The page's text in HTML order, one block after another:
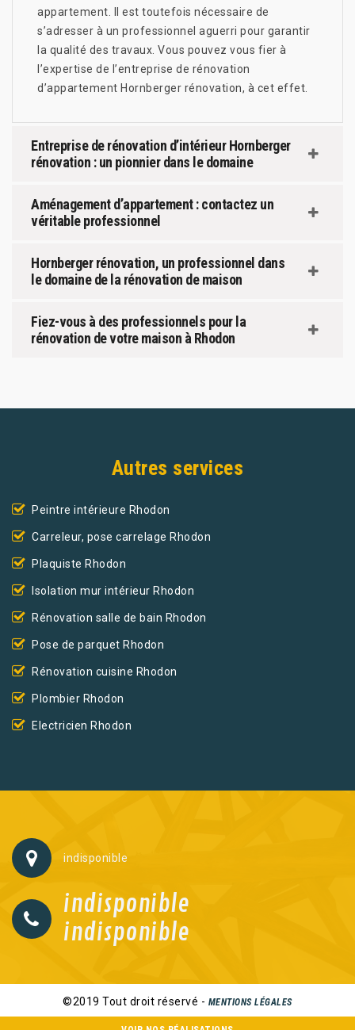
appartement. Il est toutefois nécessaire de
s’adresser à un professionnel aguerri pour garantir
la qualité des travaux. Vous pouvez vous fier à
l’expertise de l’entreprise de rénovation
d’appartement Hornberger rénovation, à cet effet.
Entreprise de rénovation d’intérieur Hornberger
rénovation : un pionnier dans le domaine
Aménagement d’appartement : contactez un
véritable professionnel
Hornberger rénovation, un professionnel dans
le domaine de la rénovation de maison
Fiez-vous à des professionnels pour la
rénovation de votre maison à Rhodon
Autres services
Peintre intérieure Rhodon
Carreleur, pose carrelage Rhodon
Plaquiste Rhodon
Isolation mur intérieur Rhodon
Rénovation salle de bain Rhodon
Pose de parquet Rhodon
Rénovation cuisine Rhodon
Plombier Rhodon
Electricien Rhodon
indisponible
indisponible
indisponible
©2019 Tout droit réservé - MENTIONS LÉGALES